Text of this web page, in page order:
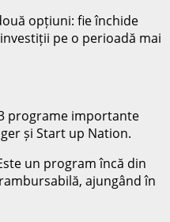
opțiuni: fie închide
pe o perioadă mai
programe importante
și Start up Nation.
un program încă din
ajungând în